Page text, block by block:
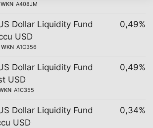
WKN A408JM
Dollar Liquidity Fund
USD
WKN A1C356
0,49%
Dollar Liquidity Fund
USD
A1C355
0,49%
Dollar Liquidity Fund
USD
0,34%